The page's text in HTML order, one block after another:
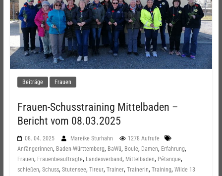
Beiträge Frauen
Frauen-Schusstraining Mittelbaden –
Bericht vom 08.03.2025
08. 04. 2025 Mareike Sturhahn
1278 Aufrufe
Anfängerinnen, Baden-Württemberg, BaWü, Boule, Damen, Erfahrung,
Frauen, Frauenbeauftragte, Landesverband, Mittelbaden, Pétanque,
schießen, Schuss, Stutensee, Tireur, Trainer, Trainerin, Training, Wilde 13